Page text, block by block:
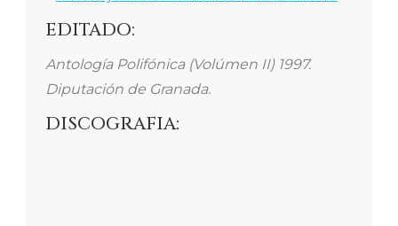
EDITADO:
Antología Polifónica (Volúmen II) 1997.
Diputación de Granada.
DISCOGRAFIA: